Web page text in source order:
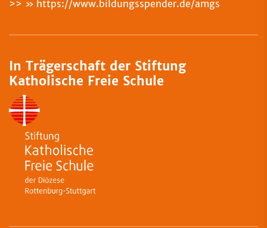
>> https://www.bildungsspender.de/amgs
In Trägerschaft der Stiftung
Katholische Freie Schule